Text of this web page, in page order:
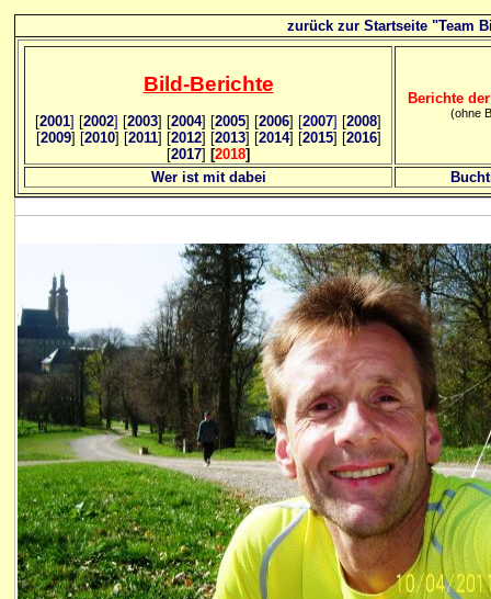
zurück zur Startseite "Team
Bild-Berichte
[2001] [2002] [2003] [2004] [2005] [2006] [2007] [2008]
[2009] [2010] [2011] [2012] [2013] [2014] [2015] [2016]
[2017] [2018]
Berichte
(ohne
Wer ist mit dabei